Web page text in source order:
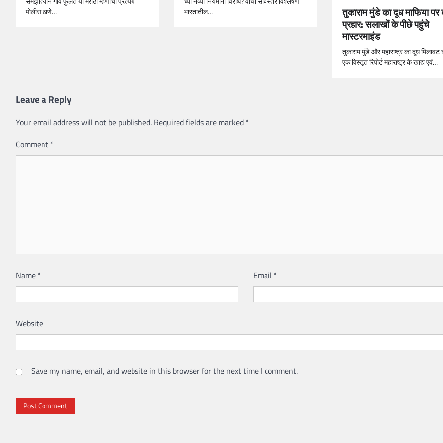
पोलीस ठाणे…
भारतातील…
तुकाराम मुंडे का दूध माफिया
प्रहार: सलाखों के पीछे पहुंचे
मास्टरमाइंड
तुकाराम मुंडे और महाराष्ट्र का दूध मिलावट
एक विस्तृत रिपोर्ट महाराष्ट्र के खाद्य एवं…
Leave a Reply
Your email address will not be published. Required fields are marked *
Comment *
Name * Email *
Website
Save my name, email, and website in this browser for the next time I comment.